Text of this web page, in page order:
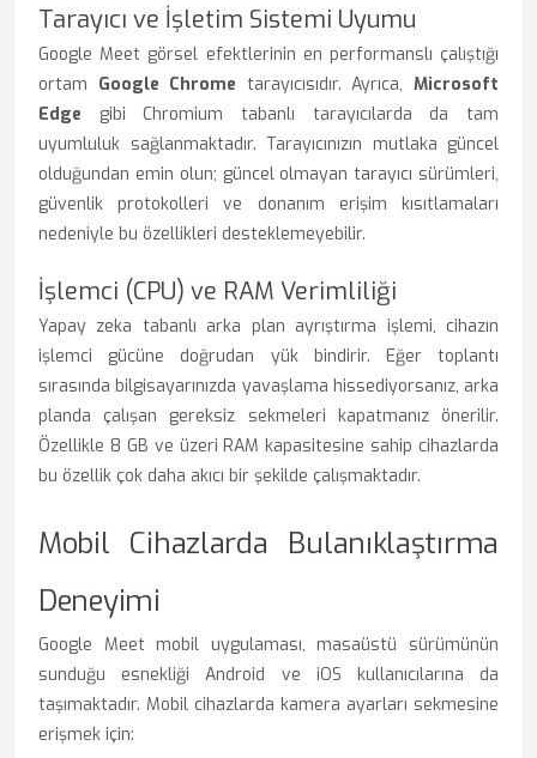
Tarayıcı ve İşletim Sistemi Uyumu
Google Meet görsel efektlerinin en performanslı çalıştığı
ortam Google Chrome tarayıcısıdır. Ayrıca,Microsoft
Edge gibi Chromium tabanlı tarayıcılarda da tam
uyumluluk sağlanmaktadır. Tarayıcınızın mutlaka güncel
olduğundan emin olun; güncel olmayan tarayıcı sürümleri,
güvenlik protokolleri ve donanım erişim kısıtlamaları
nedeniyle bu özellikleri desteklemeyebilir.
İşlemci (CPU) ve RAM Verimliliği
Yapay zeka tabanlı arka plan ayrıştırma işlemi, cihazın
işlemci gücüne doğrudan yük bindirir. Eğer toplantı
sırasında bilgisayarınızda yavaşlama hissediyorsanız, arka
planda çalışan gereksiz sekmeleri kapatmanız önerilir.
Özellikle 8 GB ve üzeri RAM kapasitesine sahip cihazlarda
bu özellik çok daha akıcı bir şekilde çalışmaktadır.
Mobil Cihazlarda Bulanıklaştırma
Deneyimi
Google Meet mobil uygulaması, masaüstü sürümünün
sunduğu esnekliği Android ve iOS kullanıcılarına da
taşımaktadır. Mobil cihazlarda kamera ayarları sekmesine
erişmek için: